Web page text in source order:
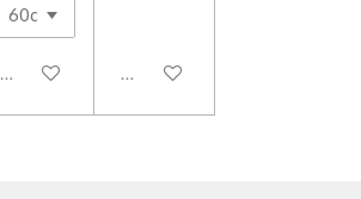
Uitverkocht Uitverkocht